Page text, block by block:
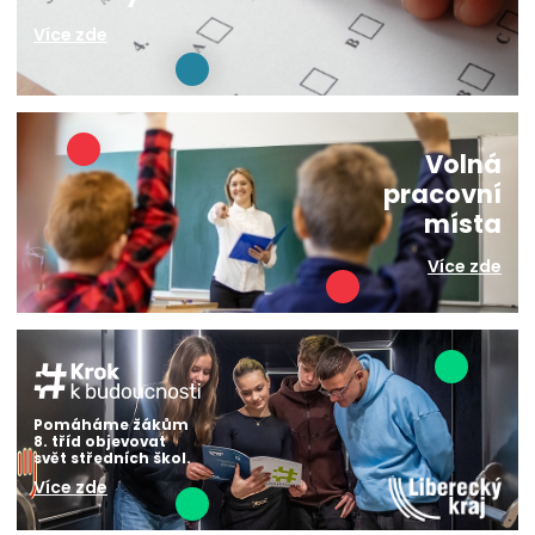
Více zde
Volná
pracovní
místa
Více zde
Pomáháme žákům
8. tříd objevovat
svět středních škol.
Více zde